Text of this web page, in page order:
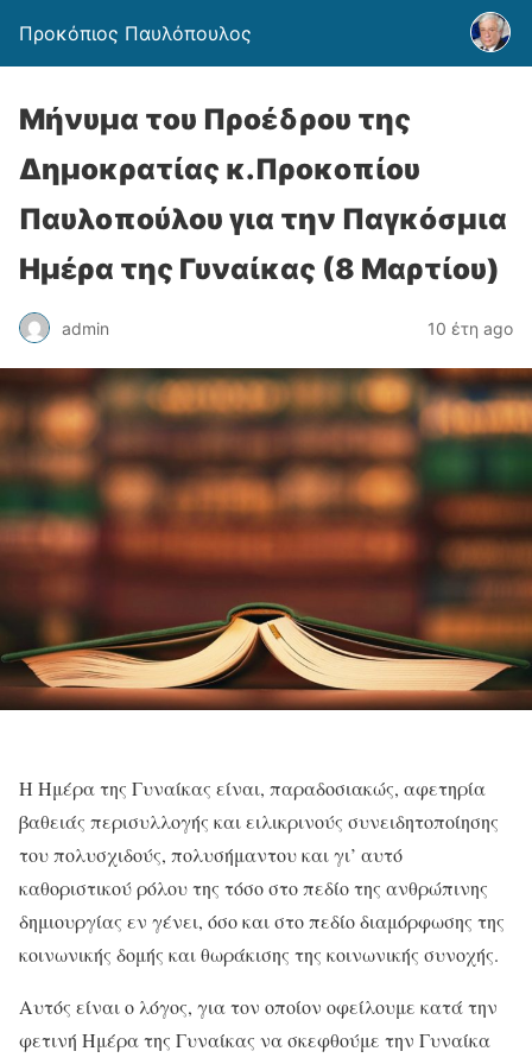
Προκόπιος Παυλόπουλος
Μήνυμα του Προέδρου της
Δημοκρατίας κ.Προκοπίου
Παυλοπούλου για την Παγκόσμια
Ημέρα της Γυναίκας (8 Μαρτίου)
admin 10 έτη ago
Η Ημέρα της Γυναίκας είναι, παραδοσιακώς, αφετηρία
βαθειάς περισυλλογής και ειλικρινούς συνειδητοποίησης
του πολυσχιδούς, πολυσήμαντου και γι’ αυτό
καθοριστικού ρόλου της τόσο στο πεδίο της ανθρώπινης
δημιουργίας εν γένει, όσο και στο πεδίο διαμόρφωσης της
κοινωνικής δομής και θωράκισης της κοινωνικής συνοχής.
Αυτός είναι ο λόγος, για τον οποίον οφείλουμε κατά την
φετινή Ημέρα της Γυναίκας να σκεφθούμε την Γυναίκα